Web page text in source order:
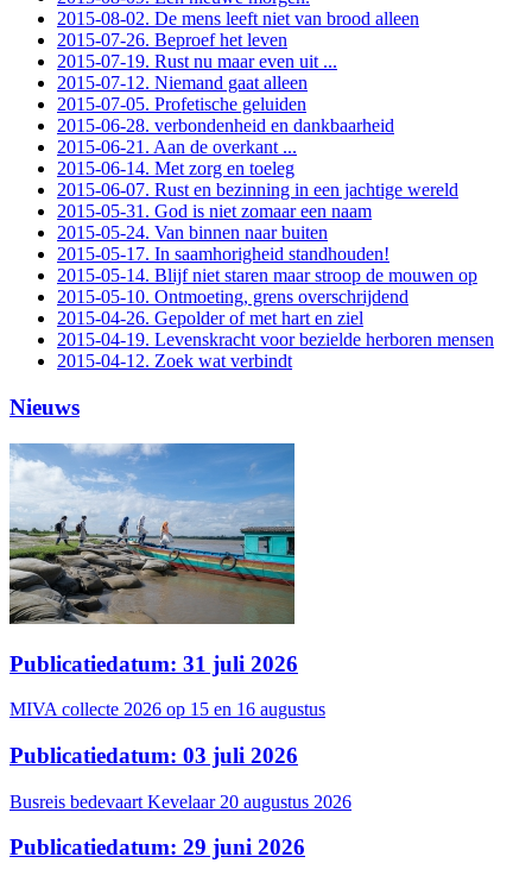
2015-08-02. De mens leeft niet van brood alleen
2015-07-26. Beproef het leven
2015-07-19. Rust nu maar even uit ...
2015-07-12. Niemand gaat alleen
2015-07-05. Profetische geluiden
2015-06-28. verbondenheid en dankbaarheid
2015-06-21. Aan de overkant ...
2015-06-14. Met zorg en toeleg
2015-06-07. Rust en bezinning in een jachtige wereld
2015-05-31. God is niet zomaar een naam
2015-05-24. Van binnen naar buiten
2015-05-17. In saamhorigheid standhouden!
2015-05-14. Blijf niet staren maar stroop de mouwen op
2015-05-10. Ontmoeting, grens overschrijdend
2015-04-26. Gepolder of met hart en ziel
2015-04-19. Levenskracht voor bezielde herboren mensen
2015-04-12. Zoek wat verbindt
Nieuws
Publicatiedatum: 31 juli 2026
MIVA collecte 2026 op 15 en 16 augustus
Publicatiedatum: 03 juli 2026
Busreis bedevaart Kevelaar 20 augustus 2026
Publicatiedatum: 29 juni 2026